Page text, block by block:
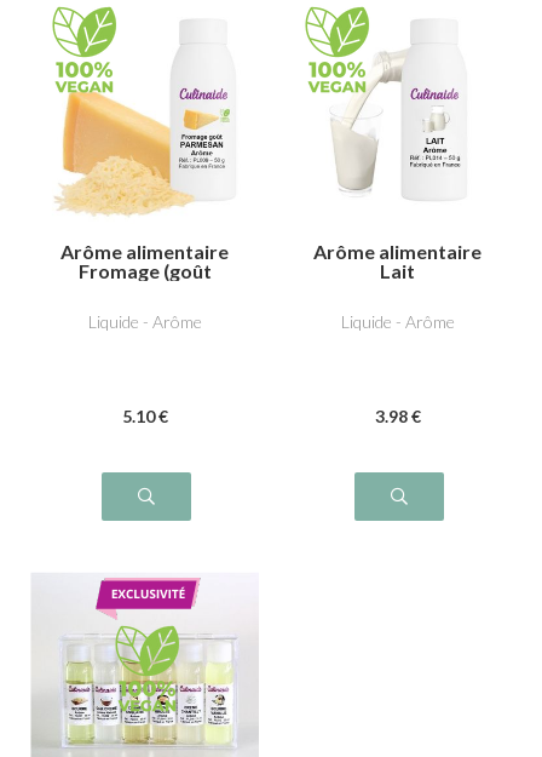
Arôme alimentaire
Fromage (goût
Liquide - Arôme
5.10 €
Arôme alimentaire
Lait
Liquide - Arôme
3.98 €